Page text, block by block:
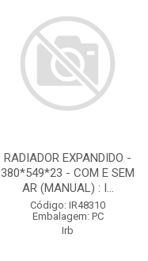
RADIADOR EXPANDIDO -
380*549*23 - COM E SEM
AR (MANUAL) : I...
Código: IR48310
Embalagem: PC
Irb